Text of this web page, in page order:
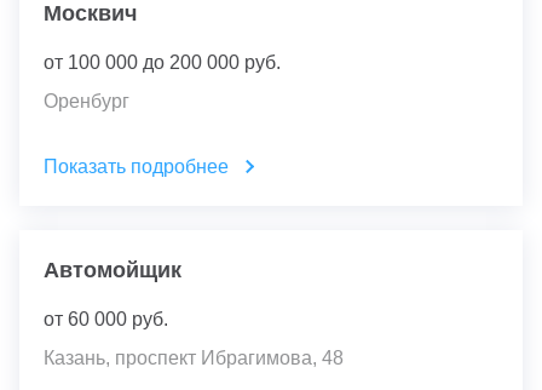
Москвич
от 100 000 до 200 000 руб.
Оренбург
Показать подробнее
Автомойщик
от 60 000 руб.
Казань, проспект Ибрагимова, 48